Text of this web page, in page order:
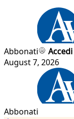
Abbonati
Accedi
August 7, 2026
Abbonati